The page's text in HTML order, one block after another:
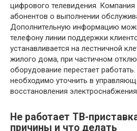
цифрового телевидения.
абонентов о выполнении
Дополнительную информацию
телефону линии поддержки
устанавливается на лестничной
жилого дома, при частичном
оборудование перестает
необходимо уточнить в
восстановления электроснабжения.
Не работает ТВ-
причины и что делать